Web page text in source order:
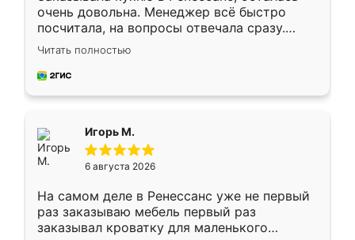
очень довольна. Менеджер всё быстро
посчитала, на вопросы отвечала сразу.
Замерщик приехал в субботу, подошёл к
делу со всей ответственностью. Собрали
за день, ребята работали аккуратно, даже
Читать полностью
Игорь М.
6 августа 2026
На самом деле в Ренессанс уже не первый
раз заказываю мебель первый раз
заказывал кроватку для маленького